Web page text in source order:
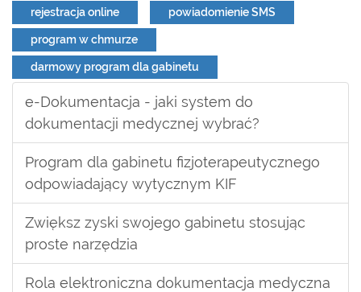
rejestracja online powiadomienie SMS
program w chmurze
darmowy program dla gabinetu
e-Dokumentacja - jaki system do
dokumentacji medycznej wybrać?
Program dla gabinetu fizjoterapeutycznego
odpowiadający wytycznym KIF
Zwiększ zyski swojego gabinetu stosując
proste narzędzia
Rola elektroniczna dokumentacja medyczna